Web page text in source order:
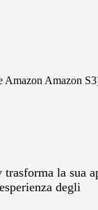
Amazon Amazon
la sua
degli